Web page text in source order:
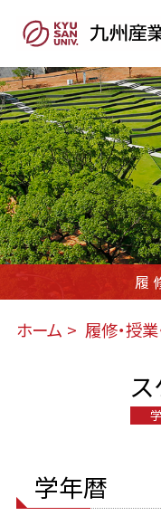
履
ホーム 履修・授
学年暦